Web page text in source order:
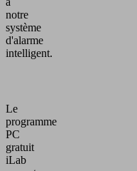
notre
système
d'alarme
intelligent.
Le
programme
PC
gratuit
iLab